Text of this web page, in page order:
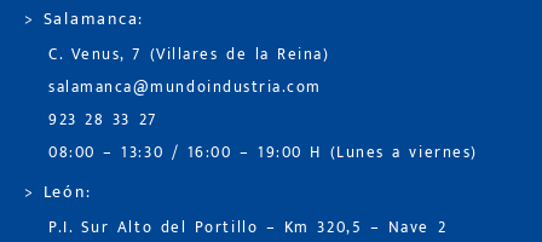
> Salamanca:
C. Venus, 7 (Villares de la Reina)
salamanca@mundoindustria.com
923 28 33 27
08:00 – 13:30 / 16:00 – 19:00 H (Lunes a viernes)
> León:
P.I. Sur Alto del Portillo – Km 320,5 – Nave 2